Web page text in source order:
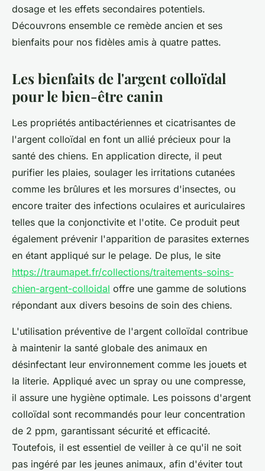
dosage et les effets secondaires potentiels.
Découvrons ensemble ce remède ancien et ses
bienfaits pour nos fidèles amis à quatre pattes.
Les bienfaits de l'argent colloïdal
pour le bien-être canin
Les propriétés antibactériennes et cicatrisantes de
l'argent colloïdal en font un allié précieux pour la
santé des chiens. En application directe, il peut
purifier les plaies, soulager les irritations cutanées
comme les brûlures et les morsures d'insectes, ou
encore traiter des infections oculaires et auriculaires
telles que la conjonctivite et l'otite. Ce produit peut
également prévenir l'apparition de parasites externes
en étant appliqué sur le pelage. De plus, le site
https://traumapet.fr/collections/traitements-soins-
chien-argent-colloidal offre une gamme de solutions
répondant aux divers besoins de soin des chiens.
L'utilisation préventive de l'argent colloïdal contribue
à maintenir la santé globale des animaux en
désinfectant leur environnement comme les jouets et
la literie. Appliqué avec un spray ou une compresse,
il assure une hygiène optimale. Les poissons d'argent
colloïdal sont recommandés pour leur concentration
de 2 ppm, garantissant sécurité et efficacité.
Toutefois, il est essentiel de veiller à ce qu'il ne soit
pas ingéré par les jeunes animaux, afin d'éviter tout